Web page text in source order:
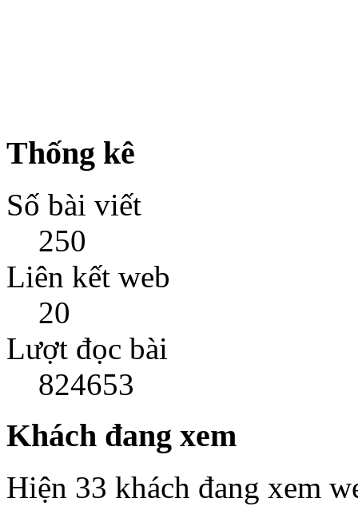
Thống kê
Số bài viết
250
Liên kết web
20
Lượt đọc bài
824653
Khách đang xem
Hiện 33 khách đang xem